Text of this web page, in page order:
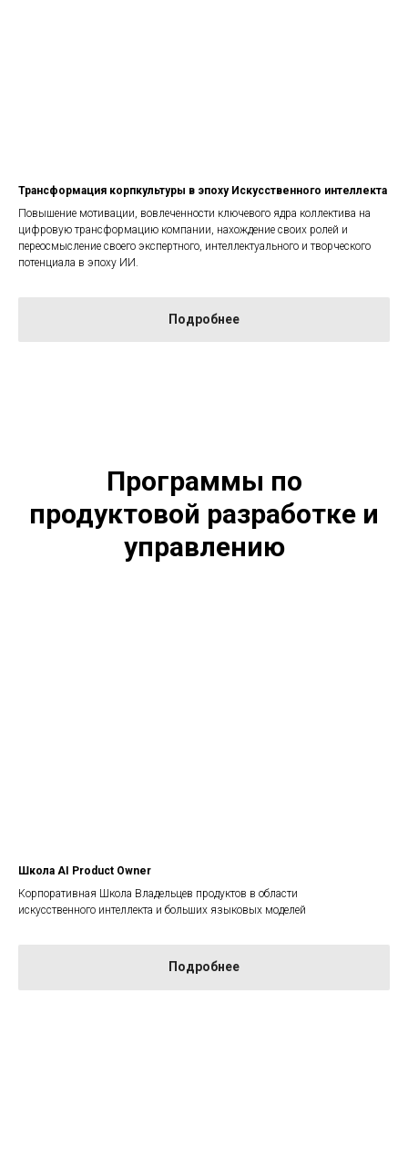
Трансформация корпкультуры в эпоху Искусственного интеллекта
Повышение мотивации, вовлеченности ключевого ядра коллектива на
цифровую трансформацию компании, нахождение своих ролей и
переосмысление своего экспертного, интеллектуального и творческого
потенциала в эпоху ИИ.
Подробнее
Программы по
продуктовой разработке и
управлению
Школа AI Product Owner
Корпоративная Школа Владельцев продуктов в области
искусственного интеллекта и больших языковых моделей
Подробнее